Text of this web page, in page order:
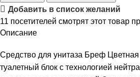
Добавить в список желаний
11 посетителей смотрят этот товар
Описание
Средство для унитаза Бреф
туалетный блок с технологией